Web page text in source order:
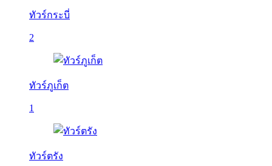
ทัวร์กระบี่
2
ทัวร์ภูเก็ต
1
ทัวร์ตรัง